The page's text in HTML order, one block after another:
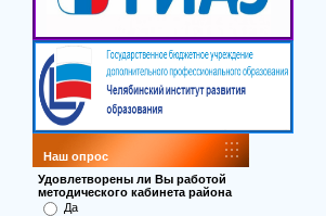
Наш опрос
Удовлетворены ли Вы работой
методического кабинета района
Да